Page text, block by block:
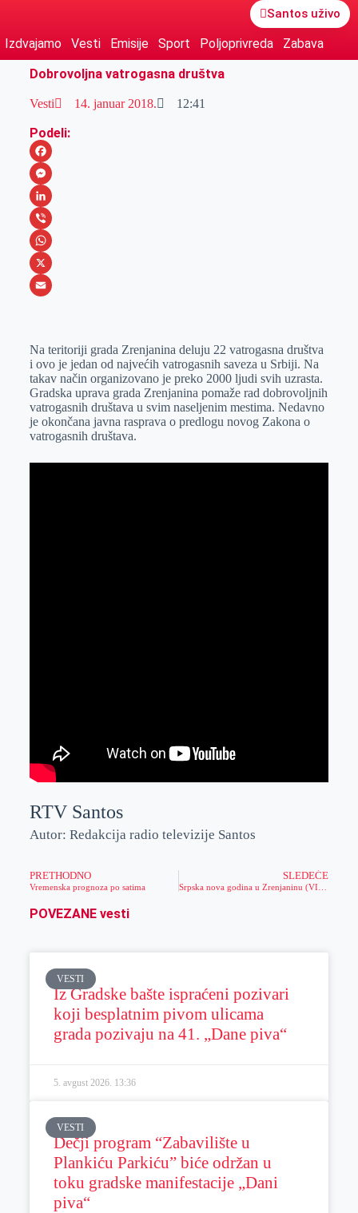
Santos uživo
Izdvajamo Vesti Emisije Sport Poljoprivreda
Zabava
Dobrovoljna vatrogasna društva
Vesti 14. januar 2018. 12:41
Podeli:
F
a
c
e
b
o
M
e
s
s
e
e
r
L
i
n
k
I
n
V
i
b
W
h
s
A
p
p
X
a
i
l
Na teritoriji grada Zrenjanina deluju 22 vatrogasna društva
i ovo je jedan od najvećih vatrogasnih saveza u Srbiji. Na
takav način organizovano je preko 2000 ljudi svih uzrasta.
Gradska uprava grada Zrenjanina pomaže rad dobrovoljnih
vatrogasnih društava u svim naseljenim mestima. Nedavno
je okončana javna rasprava o predlogu novog Zakona o
vatrogasnih društava.
RTV Santos
Autor: Redakcija radio televizije Santos
PRETHODNO
Vremenska prognoza po satima
SLEDEĆE
POVEZANE vesti
VESTI
Iz Gradske bašte ispraćeni pozivari
koji besplatnim pivom ulicama
grada pozivaju na 41. „Dane piva“
5. avgust 2026. 13:36
VESTI
Dečji program “Zabavilište u
Plankiću Parkiću” biće održan u
toku gradske manifestacije „Dani
piva“